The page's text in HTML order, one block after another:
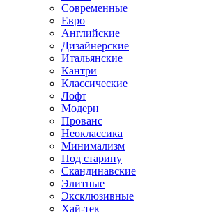
Современные
Евро
Английские
Дизайнерские
Итальянские
Кантри
Классические
Лофт
Модерн
Прованс
Неоклассика
Минимализм
Под старину
Скандинавские
Элитные
Эксклюзивные
Хай-тек